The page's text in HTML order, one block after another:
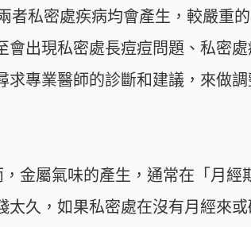
私密處疾病均會產生，較嚴重
出現私密處長痘痘問題、私密
專業醫師的診斷和建議，來做調
金屬氣味的產生，通常在「月經
久，如果私密處在沒有月經來